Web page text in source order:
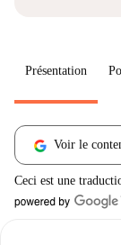
Présentation
Voir le
Ceci est une